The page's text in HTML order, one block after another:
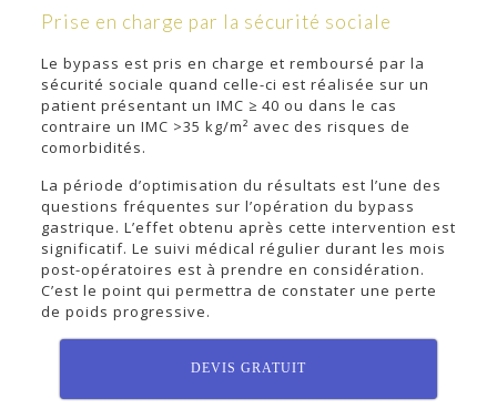
Prise en charge par la sécurité sociale
Le bypass est pris en charge et remboursé par la
sécurité sociale quand celle-ci est réalisée sur un
patient présentant un IMC ≥ 40 ou dans le cas
contraire un IMC >35 kg/m² avec des risques de
comorbidités.
La période d’optimisation du résultats est l’une des
questions fréquentes sur l’opération du bypass
gastrique. L’effet obtenu après cette intervention est
significatif. Le suivi médical régulier durant les mois
post-opératoires est à prendre en considération.
C’est le point qui permettra de constater une perte
de poids progressive.
DEVIS GRATUIT